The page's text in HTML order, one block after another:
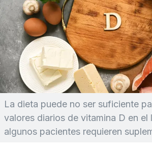
La dieta puede no ser suficiente
valores diarios de vitamina D en el
algunos pacientes requieren